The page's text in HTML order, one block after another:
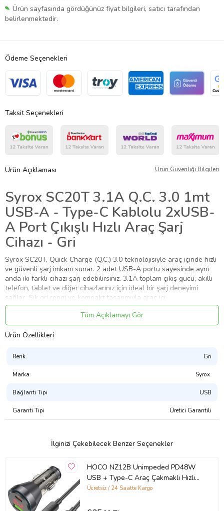
Ürün sayfasında gördüğünüz fiyat bilgileri, satıcı tarafından
belirlenmektedir.
Ödeme Seçenekleri
Taksit Seçenekleri
Ürün Açıklaması Ürün Güvenliği Bilgileri
Syrox SC20T 3.1A Q.C. 3.0 1mt
USB-A - Type-C Kablolu 2xUSB-
A Port Çıkışlı Hızlı Araç Şarj
Cihazı - Gri
Syrox SC20T, Quick Charge (Q.C.) 3.0 teknolojisiyle araç içinde hızlı
ve güvenli şarj imkanı sunar. 2 adet USB-A portu sayesinde aynı
anda iki farklı cihazı şarj edebilirsiniz. 3.1A toplam çıkış gücü, akıllı
telefon, tablet ve diğer cihazlarınız için ideal bir şarj deneyimi
sağlar. Şık gri rengi ve kompakt tasarımıyla araç içi
dekorasyonunuza uyum sağlar.
Özellikler
ile yüksek hızlı şarj.
3.1A Toplam Güç:
1mt USB-A - Type-C Kablo:
Dayanıklı yapısıyla hızlı şarj ve kolay
Kompakt Tasarım:
Aracınızda yer kaplamadan pratik kullanım.
Kullanım Alanları
akıllı telefon, tablet, GPS cihazı ve diğer USB-A bağlantılı aygıtları
hızla şarj etmek isteyen kullanıcılar için idealdir.
Teknik Özellikler
Tüm Açıklamayı Gör
Ürün Özellikleri
Renk Gri
Marka Syrox
Bağlantı Tipi USB
Garanti Tipi Üretici Garantili
İlginizi Çekebilecek Benzer Seçenekler
HOCO NZ12B Unimpeded PD48W
USB + Type-C Araç Çakmaklı Hızlı
Şarj Aleti + Type-C to iPhone Kablo
Ücretsiz / 24 Saatte Kargo